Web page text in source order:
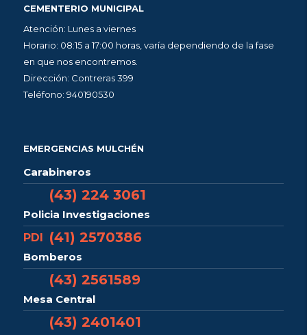
CEMENTERIO MUNICIPAL
Atención: Lunes a viernes
Horario: 08:15 a 17:00 horas, varía dependiendo de la fase
en que nos encontremos.
Dirección: Contreras 399
Teléfono: 940190530
EMERGENCIAS MULCHÉN
Carabineros
(43) 224 3061
Policia Investigaciones
PDI (41) 2570386
Bomberos
(43) 2561589
Mesa Central
(43) 2401401